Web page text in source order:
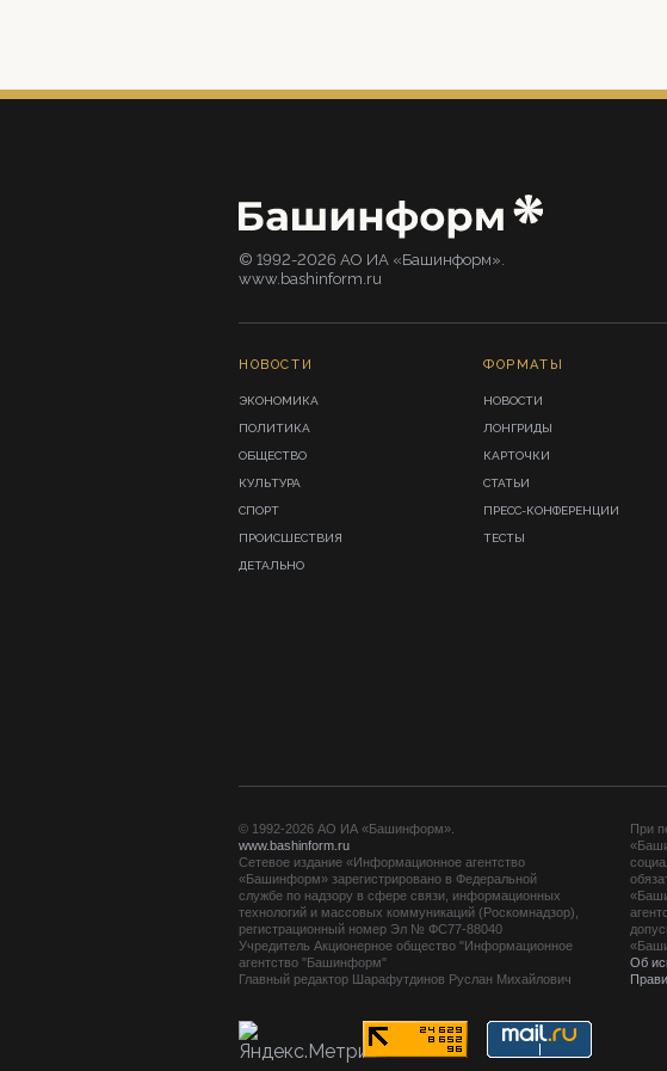
© 1992-2026 АО ИА «Башинформ».
www.bashinform.ru
НОВОСТИ
ЭКОНОМИКА
ПОЛИТИКА
ОБЩЕСТВО
КУЛЬТУРА
СПОРТ
ПРОИСШЕСТВИЯ
ДЕТАЛЬНО
ФОРМАТЫ
НОВОСТИ
ЛОНГРИДЫ
КАРТОЧКИ
СТАТЬИ
ПРЕСС-КОНФЕРЕНЦИИ
ТЕСТЫ
© 1992-2026 АО ИА «Башинформ».
www.bashinform.ru
Сетевое издание «Информационное агентство
«Башинформ» зарегистрировано в Федеральной
службе по надзору в сфере связи, информационных
технологий и массовых коммуникаций (Роскомнадзор),
регистрационный номер Эл № ФС77-88040
Учредитель Акционерное общество "Информационное
агентство "Башинформ"
Главный редактор Шарафутдинов Руслан Михайлович
При
Об